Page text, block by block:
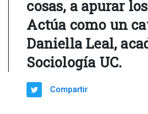
cosas, a apurar
Actúa como un
Daniella Leal,
Sociología UC.
Compartir